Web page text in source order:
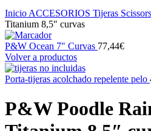
Inicio ACCESORIOS Tijeras Scissors
Titanium 8,5″ curvas
P&W Ocean 7" Curvas 77,44€
Volver a productos
Porta-tijeras acolchado repelente pelo
P&W Poodle